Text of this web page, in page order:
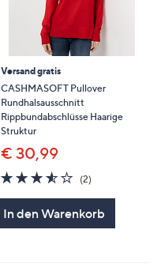
Versand gratis
CASHMASOFT Pullover
Rundhalsausschnitt
Rippbundabschlüsse Haarige
Struktur
€ 30,99
3.5
von
5
(2)
In den Warenkorb